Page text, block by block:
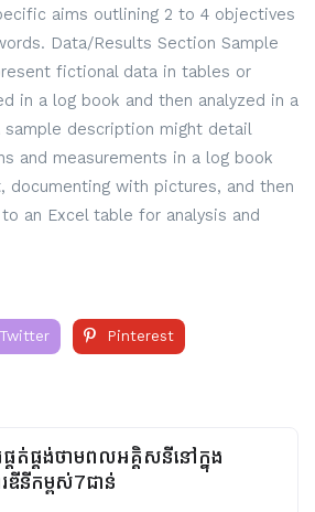
aims outlining 2 to 4 objectives
Data/Results Section Sample
fictional data in tables or
in a log book and then analyzed in a
sample description might detail
and measurements in a log book
documenting with pictures, and then
an Excel table for analysis and
Twitter Pinterest
ផ្គត់ផ្គង់ថាមពលអគ្គិសនីនៅក្នុង
ឌីនីកម្ពស់7ជាន់